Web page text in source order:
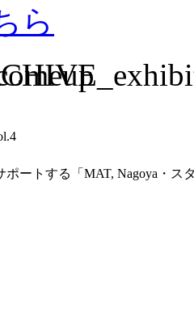
ら
ートする「MAT, Nagoya・